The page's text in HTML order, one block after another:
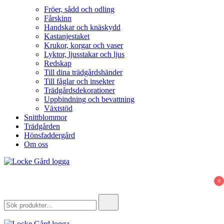
Fröer, sådd och odling
Fårskinn
Handskar och knäskydd
Kastanjestaket
Krukor, korgar och vaser
Lyktor, ljusstakar och ljus
Redskap
Till dina trädgårdshänder
Till fåglar och insekter
Trädgårdsdekorationer
Uppbindning och bevattning
Växtstöd
Snittblommor
Trädgården
Hönsfaddergård
Om oss
0
for: